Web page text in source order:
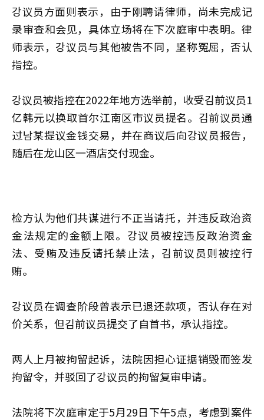
강议员方面则表示，由于刚聘请律师，尚未完成记
录审查和会见，具体立场将在下次庭审中表明。律
师表示，강议员与其他被告不同，坚称冤屈，否认
指控。
강议员被指控在2022年地方选举前，收受김前议员1
亿韩元以换取首尔江南区市议员提名。김前议员通
过남某提议金钱交易，并在商议后向강议员报告，
随后在龙山区一酒店交付现金。
检方认为他们共谋进行不正当请托，并违反政治资
金法规定的金额上限。강议员被控违反政治资金
法、受贿及违反请托禁止法，김前议员则被控行
贿。
강议员在调查阶段曾表示已退还款项，否认存在对
价关系，但김前议员提交了自首书，承认指控。
两人上月被拘留起诉，法院因担心证据销毁而签发
拘留令，并驳回了강议员的拘留复审申请。
法院将下次庭审定于5月29日下午5点，考虑到案件